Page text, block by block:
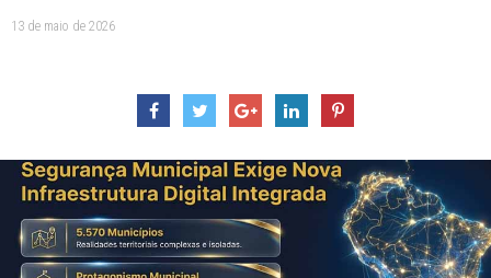
13 de maio de 2026